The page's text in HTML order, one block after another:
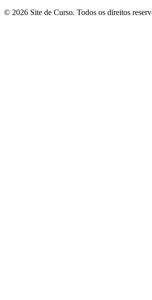
© 2026 Site de Curso. Todos os direitos